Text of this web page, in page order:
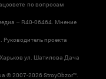
по вопросам
– R40-06464. Мнение
Руководитель проекта
ул. Шатилова Дача
© 2007-2026 StroyObzor™.